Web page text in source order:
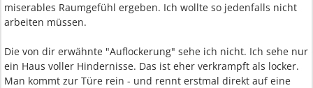
miserables Raumgefühl ergeben. Ich wollte so jedenfalls nicht
arbeiten müssen.
Die von dir erwähnte "Auflockerung" sehe ich nicht. Ich sehe nur
ein Haus voller Hindernisse. Das ist eher verkrampft als locker.
Man kommt zur Türe rein - und rennt erstmal direkt auf eine